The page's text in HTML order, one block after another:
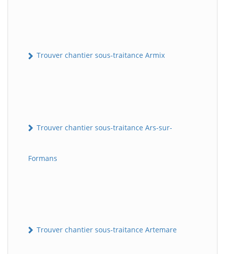
Trouver chantier sous-traitance Armix
Trouver chantier sous-traitance Ars-sur-
Formans
Trouver chantier sous-traitance Artemare